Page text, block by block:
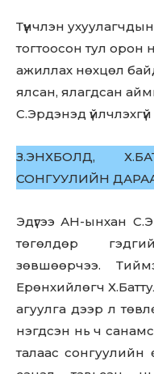
Түүнчлэн
тогтоосон тул орон
ажиллах нөхцөл
ялсан, ялагдсан
С.Эрдэнэд
З.ЭНХБОЛД,
СОНГУУЛИЙН
Эдүгээ АН-ынхан
төгөлдөр
зөвшөөрчээ.
Ерөнхийлөгч
агуулга дээр л
нэгдсэн нь ч
талаас сонгуулийн